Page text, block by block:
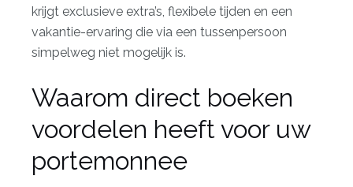
krijgt exclusieve extra’s, flexibele tijden en een
vakantie-ervaring die via een tussenpersoon
simpelweg niet mogelijk is.
Waarom direct boeken
voordelen heeft voor uw
portemonnee